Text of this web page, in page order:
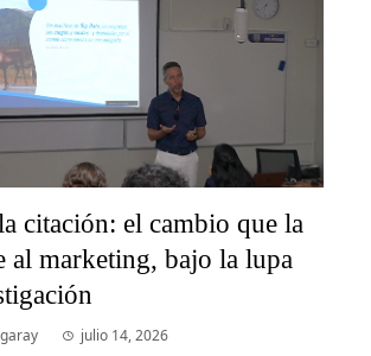
citación: el cambio que la
al marketing, bajo la lupa
julio 14, 2026